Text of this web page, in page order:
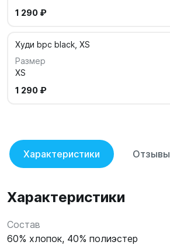
1 290 ₽
Худи bpc black, XS
Размер
XS
1 290 ₽
Характеристики Отзывы
Характеристики
Состав
60% хлопок, 40% полиэстер